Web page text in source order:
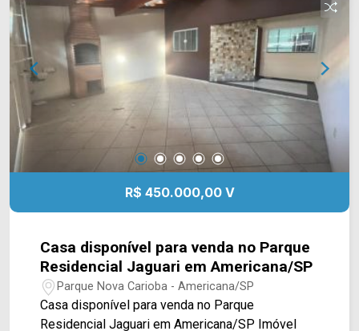
visita!! WhatsApp e Telefone Arbix: (19) 3475-
mudança!
R$ 450.000,00 V
Casa disponível para venda no Parque
Residencial Jaguari em Americana/SP
Parque Nova Carioba - Americana/SP
Casa disponível para venda no Parque
Residencial Jaguari em Americana/SP Imóvel